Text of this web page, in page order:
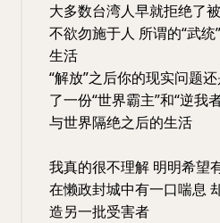
大多数台湾人早就拒绝了
不欲勿施于人 所谓的“武
生活
“解放”之后你的现实问题
了一份“世界霸主”和“逆我
与世界隔绝之后的生活
我真的很不理解 明明希望
在懒政封城中有一口喘息
造另一批受害者